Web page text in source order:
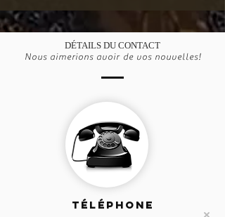
DÉTAILS DU CONTACT
Nous aimerions avoir de vos nouvelles!
TÉLÉPHONE